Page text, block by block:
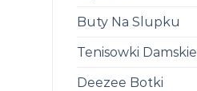
Buty Na Slupku
Tenisowki Damskie
Deezee Botki